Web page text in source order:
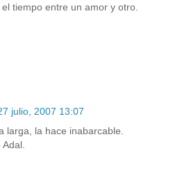
tiempo entre un amor y otro.
julio, 2007 13:07
larga, la hace inabarcable.